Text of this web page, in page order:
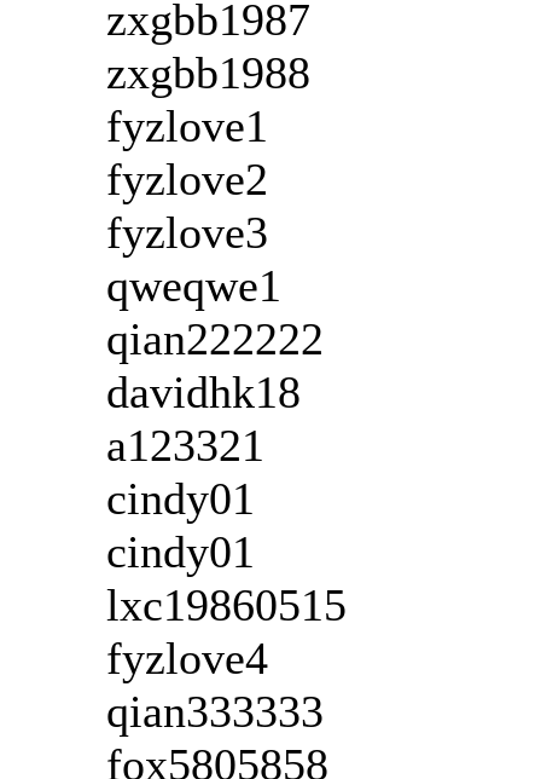
zxgbb1987
zxgbb1988
fyzlove1
fyzlove2
fyzlove3
qweqwe1
qian222222
davidhk18
a123321
cindy01
cindy01
lxc19860515
fyzlove4
qian333333
fox5805858